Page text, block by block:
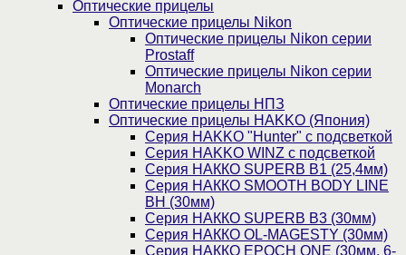
Оптические прицелы
Оптические прицелы Nikon
Оптические прицелы Nikon серии
Prostaff
Оптические прицелы Nikon серии
Monarch
Оптические прицелы НПЗ
Оптические прицелы HAKKO (Япония)
Cерия HAKKO "Hunter" с подсветкой
Серия НAKKO WINZ с подсветкой
Серия НАККО SUPERB B1 (25,4мм)
Серия НАККО SMOOTH BODY LINE
BH (30мм)
Серия НАККО SUPERB B3 (30мм)
Серия НАККО OL-MAGESTY (30мм)
Серия НАККО EPOCH ONE (30мм, 6-